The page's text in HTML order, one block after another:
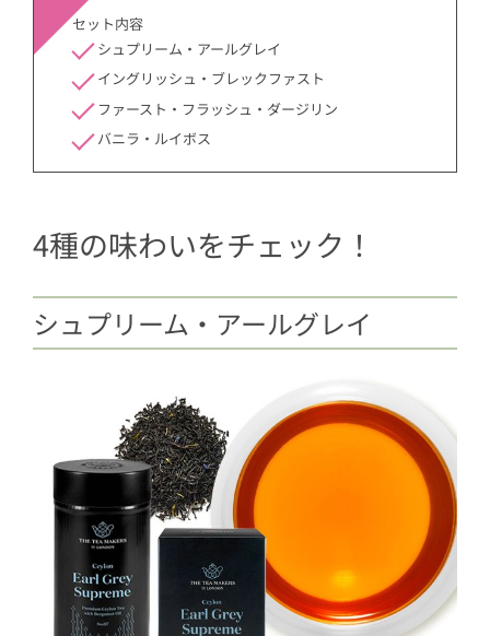
セット内容
シュプリーム・アールグレイ
イングリッシュ・ブレックファスト
ファースト・フラッシュ・ダージリン
バニラ・ルイボス
4種の味わいをチェック！
シュプリーム・アールグレイ